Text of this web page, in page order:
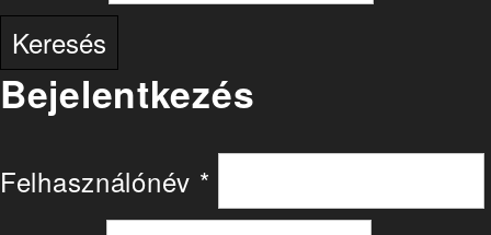
Bejelentkezés
Felhasználónév *